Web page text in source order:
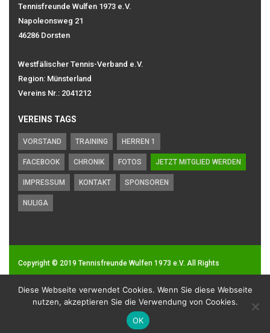
Tennisfreunde Wulfen 1973 e.V.
Napoleonsweg 21
46286 Dorsten
Westfälischer Tennis-Verband e.V.
Region: Münsterland
Vereins Nr.: 2041212
VEREINS TAGS
VORSTAND TRAINING HERREN 1
FACEBOOK CHRONIK FOTOS JETZT MITGLIED WERDEN
IMPRESSUM KONTAKT SPONSOREN
NULIGA
Copyright © 2019 Tennisfreunde Wulfen 1973 e.V. All Rights
Impressum| Datenschutz
Diese Webseite verwendet Cookies. Wenn Sie diese Webseite
nutzen, akzeptieren Sie die Verwendung von Cookies.
OK